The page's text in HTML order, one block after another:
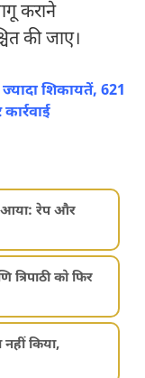
कराने
की जाए।
शिकायतें, 621
आया: रेप और
को फिर
किया,